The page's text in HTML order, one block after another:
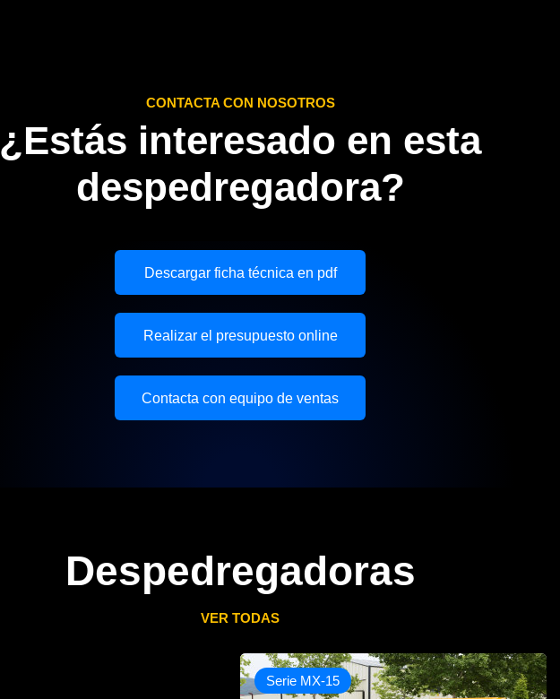
CONTACTA CON NOSOTROS
¿Estás interesado en esta
despedregadora?
Descargar ficha técnica en pdf
Realizar el presupuesto online
Contacta con equipo de ventas
Despedregadoras
VER TODAS
Serie MX-15